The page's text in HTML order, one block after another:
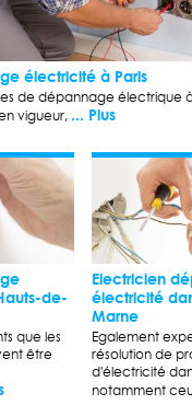
électricité à Paris
de dépannage électrique
vigueur, ... Plus
de-
que les
être
Electricien
électricité
Marne
Egalement
résolution de
d'électricité
notamment